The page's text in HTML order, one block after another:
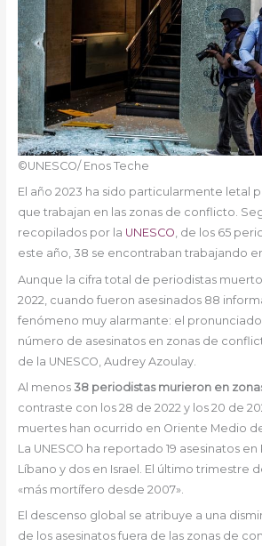
©UNESCO/ Enos Teche
El año 2023 ha sido particularmente letal
que trabajan en las zonas de conflicto.
recopilados por la UNESCO, de los 65
este año, 38 se encontraban trabajando
Aunque la cifra total de periodistas
2022, cuando fueron asesinados 88
fenómeno muy alarmante: el
número de asesinatos en zonas de
de la UNESCO, Audrey Azoulay.
Al menos 38 periodistas murieron en
contraste con los 28 de 2022 y los 20 de
muertes han ocurrido en Oriente Medio
La UNESCO ha reportado 19 asesinatos en
Líbano y dos en Israel. El último trimestre
«más mortífero desde 2007».
El descenso global se atribuye a una
de los asesinatos fuera de las zonas de